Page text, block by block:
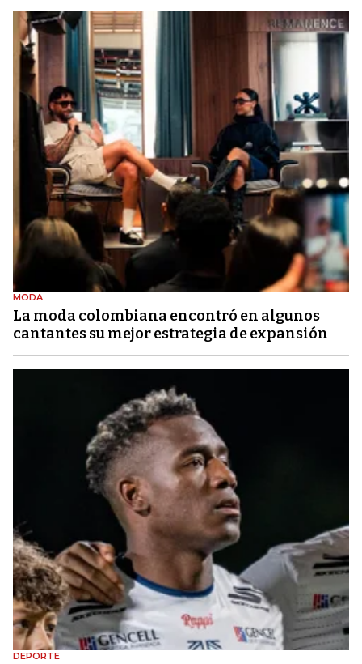
MODA
La moda colombiana encontró en algunos
cantantes su mejor estrategia de expansión
DEPORTE